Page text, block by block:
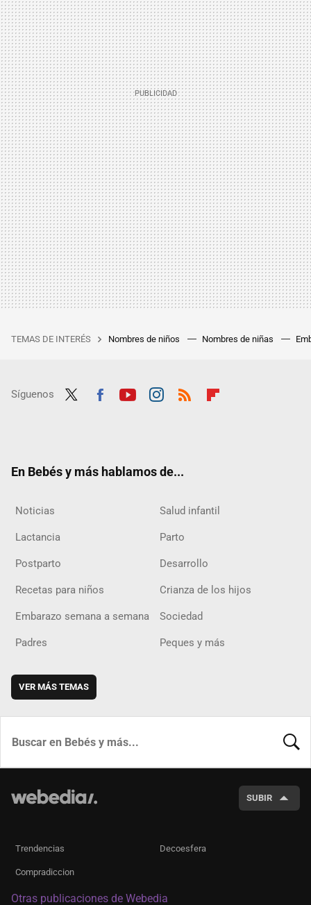
TEMAS DE INTERÉS Nombres de niños Nombres de niñas
Síguenos
En Bebés y más hablamos de...
Noticias Salud infantil
Lactancia Parto
Postparto Desarrollo
Recetas para niños Crianza de los hijos
Embarazo semana a semana Sociedad
Padres Peques y más
VER MÁS TEMAS
SUBIR
Trendencias Decoesfera
Compradiccion
Otras publicaciones de Webedia